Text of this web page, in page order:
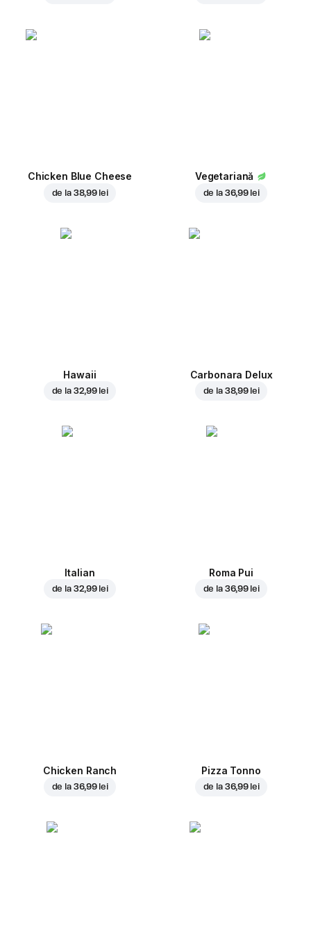
Chicken Blue Cheese
de la 38,99 lei
Vegetariană
de la 36,99 lei
Hawaii
de la 32,99 lei
Carbonara Delux
de la 38,99 lei
Italian
de la 32,99 lei
Roma Pui
de la 36,99 lei
Chicken Ranch
de la 36,99 lei
Pizza Tonno
de la 36,99 lei